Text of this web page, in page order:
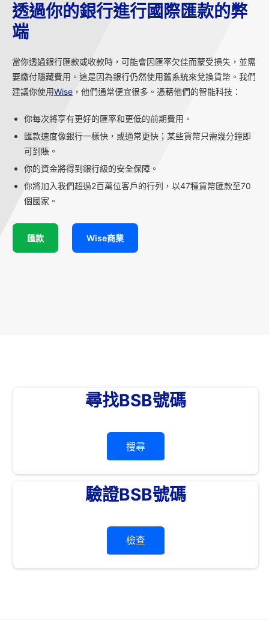
透過你的銀行進行國際匯款的弊
端
當你透過銀行匯款或收款時，可能會因匯率欠佳而蒙受損失，並需
要繳付隱藏費用。這是因為銀行仍然使用舊系統來兌換貨幣。我們
建議你使用Wise ，他們通常便宜很多。憑藉他們的智能科技：
你每次將享有更好的匯率和更低的前期費用。
匯款速度像銀行一樣快，或通常更快；某些貨幣只需幾分鐘即
可到賬。
你的資金將得到銀行級的安全保障。
你將加入我們超過2百萬位客戶的行列，以47種貨幣匯款至70
個國家。
匯款 Wise商業
尋找BSB號碼
搜尋
驗證BSB號碼
檢查